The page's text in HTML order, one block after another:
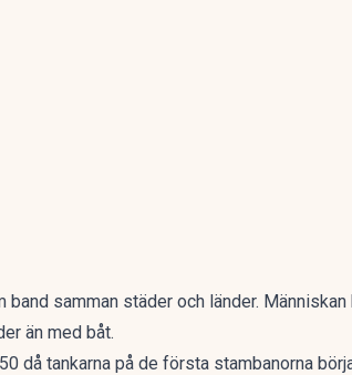
samman städer och länder.
än med båt.
då tankarna på de första stambanorna